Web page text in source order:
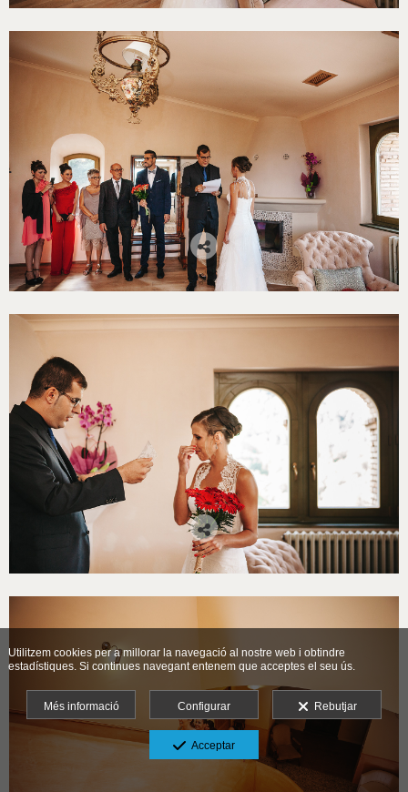
Utilitzem cookies per a millorar la navegació al nostre web i obtindre
estadístiques. Si continues navegant entenem que acceptes el seu ús.
Més informació Configurar Rebutjar
Acceptar